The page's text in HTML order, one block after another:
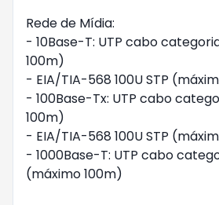
Rede de Mídia:
- 10Base-T: UTP cabo
100m)
- EIA/TIA-568 100U STP
- 100Base-Tx: UTP cabo
100m)
- EIA/TIA-568 100U STP
- 1000Base-T: UTP cabo
(máximo 100m)